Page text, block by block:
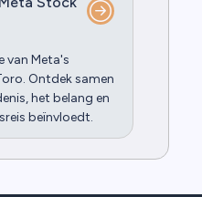
van Meta's
Ontdek samen
het belang en
beïnvloedt.